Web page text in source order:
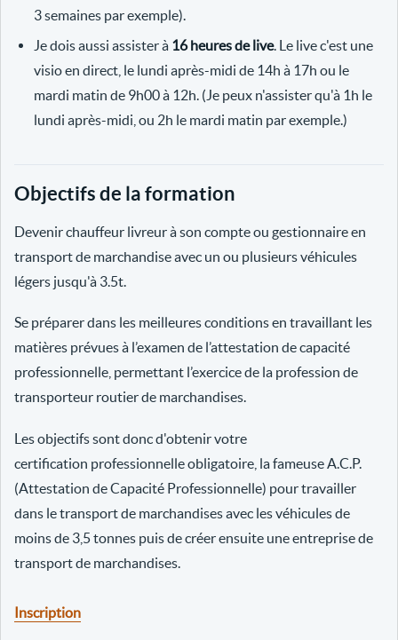
3 semaines par exemple).
Je dois aussi assister à 16 heures de live. Le live c'est une
visio en direct, le lundi après-midi de 14h à 17h ou le
mardi matin de 9h00 à 12h. (Je peux n'assister qu'à 1h le
lundi après-midi, ou 2h le mardi matin par exemple.)
Objectifs de la formation
Devenir chauffeur livreur à son compte ou gestionnaire en
transport de marchandise avec un ou plusieurs véhicules
légers jusqu'à 3.5t.
Se préparer dans les meilleures conditions en travaillant les
matières prévues à l’examen de l’attestation de capacité
professionnelle, permettant l’exercice de la profession de
transporteur routier de marchandises.
Les objectifs sont donc d'obtenir votre
certification professionnelle obligatoire, la fameuse A.C.P.
(Attestation de Capacité Professionnelle) pour travailler
dans le transport de marchandises avec les véhicules de
moins de 3,5 tonnes puis de créer ensuite une entreprise de
transport de marchandises.
Inscription